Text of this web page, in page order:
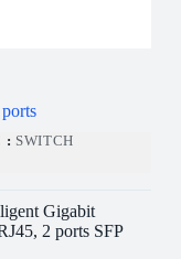
: SWITCH
Gigabit
2 ports SFP